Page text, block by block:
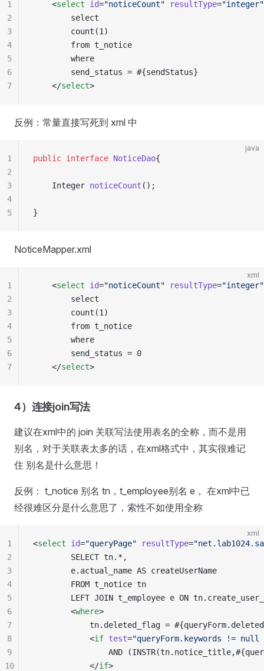
    <
select id="noticeCount" resultType="integer"
        select
        count(1)
        from t_notice
        where
        send_status = #{sendStatus}
    </
select>
1
2
3
4
5
6
7
反例：常量直接写死到 xml 中
java
public interface NoticeDao{
    Integer
noticeCount ();
}
1
2
3
4
5
NoticeMapper.xml
xml
    <
select id="noticeCount" resultType="integer"
        select
        count(1)
        from t_notice
        where
        send_status = 0
    </
select>
1
2
3
4
5
6
7
4）连接join写法
建议在xml中的 join 关联写法使用表名的全称，而不是用
别名，对于关联表太多的话，在xml格式中，其实很难记
住 别名是什么意思！
反例： t_notice 别名 tn，t_employee别名 e， 在xml中已
经很难区分是什么意思了，索性不如使用全称
xml
<select id="queryPage" resultType="
        SELECT tn.*,
        e.actual_name AS createUserName
        FROM t_notice tn
LEFT JOIN t_employee e ON
        <
where>
tn.deleted_flag =
            <
if test="queryForm.keywords !=
AND
            </
if>
1
2
3
4
5
6
7
8
9
10